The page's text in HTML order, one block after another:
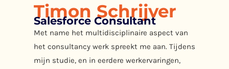
Timon Schrijver
Salesforce Consultant
Met name het multidisciplinaire aspect van
het consultancy werk spreekt me aan. Tijdens
mijn studie, en in eerdere werkervaringen,